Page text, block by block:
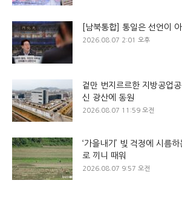
[남북통합] 통일은 선언이
2026.08.07 2:01 오후
겉만 번지르르한 지방공업
신 광산에 동원
2026.08.07 11:59 오전
‘가을내기’ 빚 걱정에 시름
로 끼니 때워
2026.08.07 9:57 오전